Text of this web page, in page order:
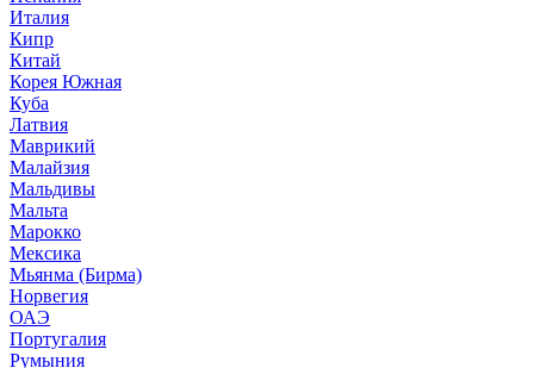
Италия
Кипр
Китай
Корея Южная
Куба
Латвия
Маврикий
Малайзия
Мальдивы
Мальта
Марокко
Мексика
Мьянма (Бирма)
Норвегия
ОАЭ
Португалия
Румыния